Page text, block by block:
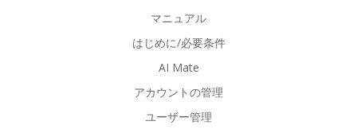
マニュアル
はじめに/必要条件
AI Mate
アカウントの管理
ユーザー管理